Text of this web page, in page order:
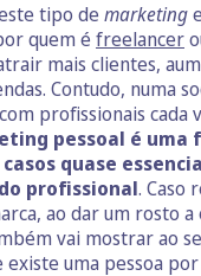
tipo de marketing
quem é freelancer
mais clientes,
Contudo, numa
profissionais cada
pessoal é uma
quase
profissional. Caso
ao dar um rosto a
vai mostrar ao
uma pessoa